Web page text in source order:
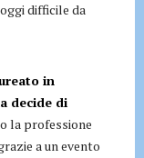
difficile da
in
decide di
la professione
a un evento